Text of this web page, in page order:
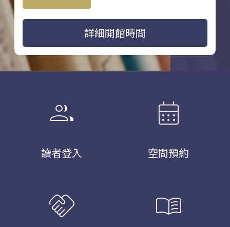
詳細開館時間
group
讀者登入
calendar_month
空間預約
handshake menu_book